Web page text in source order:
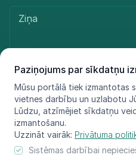
Paziņojums par sīkdatņu
Mūsu portālā tiek izmantotas
vietnes darbību un uzlabotu
Lūdzu, atzīmējiet sīkdatņu
izmantošanu.
Uzzināt vairāk: Privātuma
Sistēmas darbībai
Sūtīt